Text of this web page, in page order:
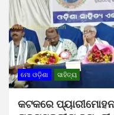
ମୋ ଓଡ଼ିଶା ସାହିତ୍ୟ
କଟକରେ